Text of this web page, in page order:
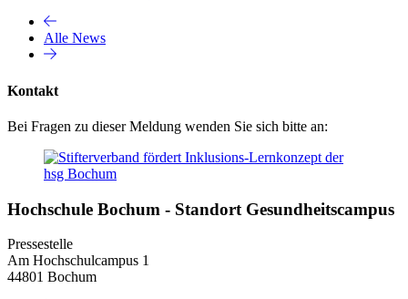
Alle News
Kontakt
Bei Fragen zu dieser Meldung wenden Sie sich bitte an:
Hochschule Bochum - Standort Gesundheitscampus
Pressestelle
Am Hochschulcampus 1
44801 Bochum